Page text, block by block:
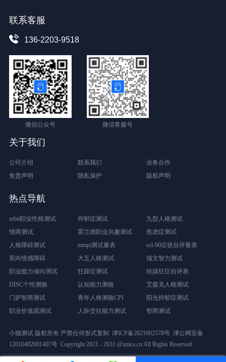
联系客服
136-2203-9518
微信公众号 微信客服号
关于我们
公司介绍 联系我们
业务合作
免责声明
隐私保护 版权声明
热点导航
mbti职业性格测试 抑郁症测试
九型人格测试
情商测试
霍兰德职业兴趣测试
焦虑症测试
人格障碍测试
mmpi测试量表
scl-90症状自评量表
双向情感障碍
大五人格测试
瑞文智力测试
职业能力倾向测试
狂躁症测试
轻躁狂症自评表
DISC个性测验
认知能力测验
艾森克人格测试
门萨智商测试
青年人格测验CPI
阳光抑郁症测试
职业价值观测试
人际交往能力测试 智商测试
小猫测试 版权所有 严禁任何形式复制 津ICP备2021002578号 津公网安备
12010402001407号Copyright 2021 - 2031 @xmcs.cn All Rights Reserved.